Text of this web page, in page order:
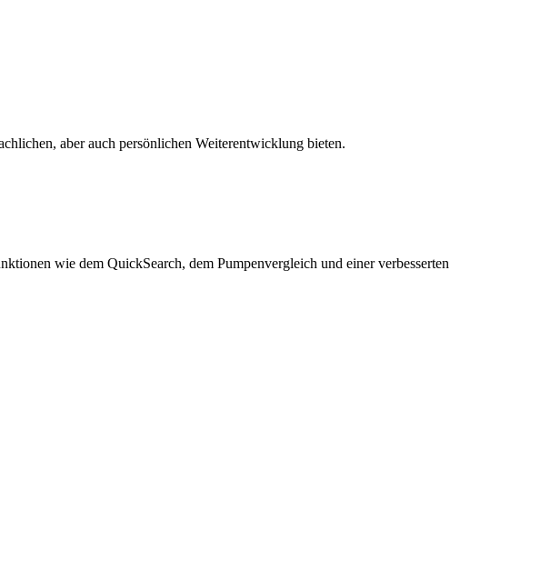
aber auch persönlichen Weiterentwicklung bieten.
wie dem QuickSearch, dem Pumpenvergleich und einer verbesserten